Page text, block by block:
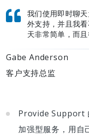
我们使用即时聊
外支持，并且我
天非常简单，而且
Gabe Anderson
客户支持总监
Provide Support
加强型服务，用自